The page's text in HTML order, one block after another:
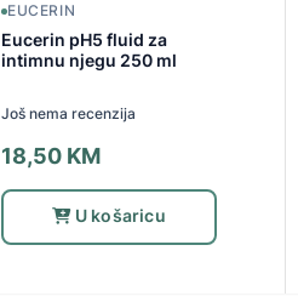
EUCERIN
Eucerin pH5 fluid za
intimnu njegu 250 ml
Još nema recenzija
18,50 KM
U košaricu